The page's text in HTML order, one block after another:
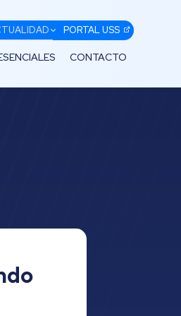
PORTAL USS
CONTACTO